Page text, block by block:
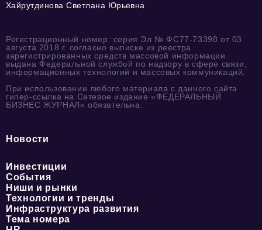
Хайрутдинова Светлана Юрьевна
Регистрационный номер: серия Эл № ФС77-73398 от 03
августа 2018 г. согласно выписке из реестра
зарегистрированных средств массовой информации
выдана Федеральной службой по надзору в сфере связи,
информационных технологий и массовых коммуникаций.
При использовании любого материала с данного сайта
гипер-ссылка на Сетевое издание «ФЕДЕРАЛЬНЫЙ
БИЗНЕС ЖУРНАЛ» обязательна.
Новости
Инвестиции
События
Ниши и рынки
Технологии и тренды
Инфраструктура развития
Тема номера